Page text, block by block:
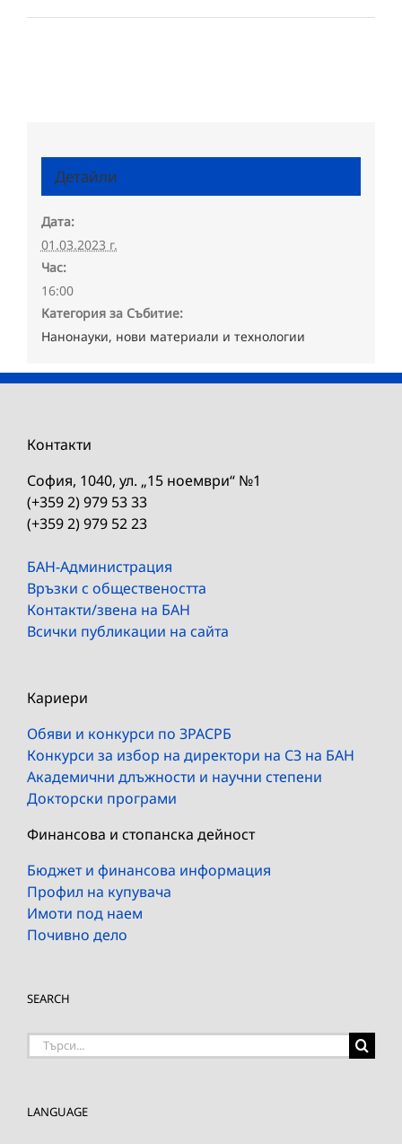
Детайли
Дата:
01.03.2023 г.
Час:
16:00
Категория за Събитие:
Нанонауки, нови материали и технологии
Контакти
София, 1040, ул. „15 ноември“ №1
(+359 2) 979 53 33
(+359 2) 979 52 23
БАН-Администрация
Връзки с обществеността
Контакти/звена на БАН
Всички публикации на сайта
Кариери
Обяви и конкурси по ЗРАСРБ
Конкурси за избор на директори на СЗ на БАН
Академични длъжности и научни степени
Докторски програми
Финансова и стопанска дейност
Бюджет и финансова информация
Профил на купувача
Имоти под наем
Почивно дело
SEARCH
Търсене
LANGUAGE